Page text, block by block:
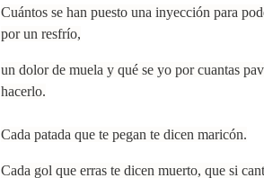
Cuántos se han puesto una inyección para
por un resfrío,
un dolor de muela y qué se yo por cuantas
hacerlo.
Cada patada que te pegan te dicen maricón.
Cada gol que erras te dicen muerto, que si